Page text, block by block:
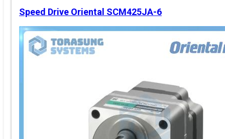
Speed Drive Oriental SCM425JA-6